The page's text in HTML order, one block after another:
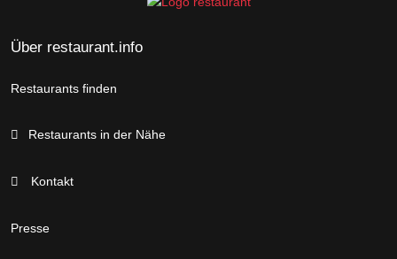
Über restaurant.info
Restaurants finden
Restaurants in der Nähe
Kontakt
Presse